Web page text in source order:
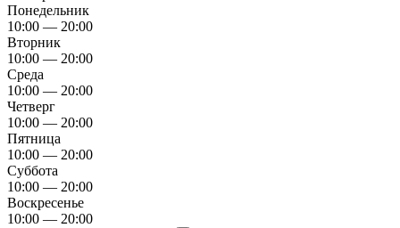
Понедельник
10:00 — 20:00
Вторник
10:00 — 20:00
Среда
10:00 — 20:00
Четверг
10:00 — 20:00
Пятница
10:00 — 20:00
Суббота
10:00 — 20:00
Воскресенье
10:00 — 20:00